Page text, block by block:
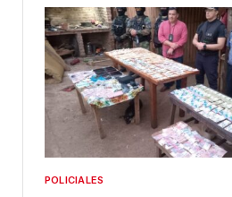
POLICIALES